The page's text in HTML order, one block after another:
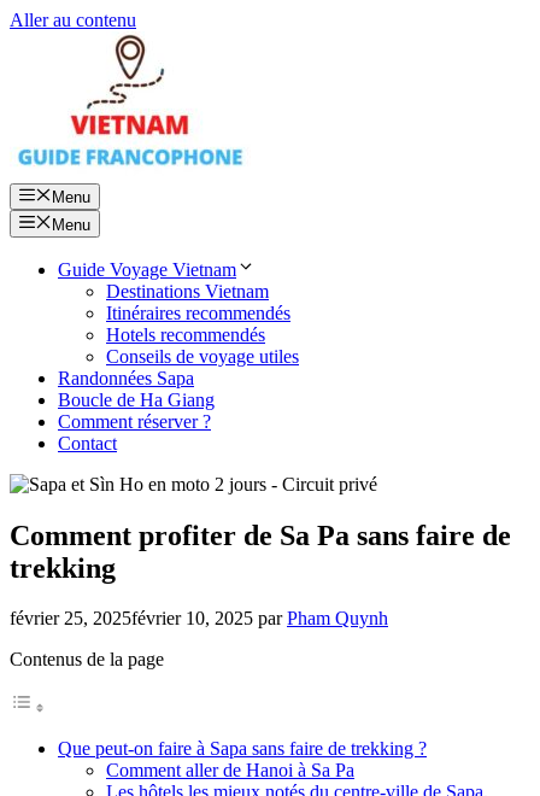
Aller au contenu
Menu
Menu
Guide Voyage Vietnam
Destinations Vietnam
Itinéraires recommendés
Hotels recommendés
Conseils de voyage utiles
Randonnées Sapa
Boucle de Ha Giang
Comment réserver ?
Contact
Comment profiter de Sa Pa sans faire de
trekking
février 25, 2025février 10, 2025 parPham Quynh
Contenus de la page
Que peut-on faire à Sapa sans faire de trekking ?
Comment aller de Hanoi à Sa Pa